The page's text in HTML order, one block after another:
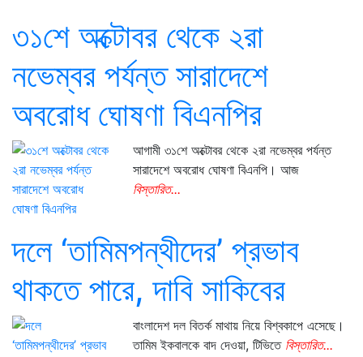
৩১শে অক্টোবর থেকে ২রা
নভেম্বর পর্যন্ত সারাদেশে
অবরোধ ঘোষণা বিএনপির
আগামী ৩১শে অক্টোবর থেকে ২রা নভেম্বর পর্যন্ত
সারাদেশে অবরোধ ঘোষণা বিএনপি। আজ
বিস্তারিত...
দলে ‘তামিমপন্থীদের’ প্রভাব
থাকতে পারে, দাবি সাকিবের
বাংলাদেশ দল বিতর্ক মাথায় নিয়ে বিশ্বকাপে এসেছে।
তামিম ইকবালকে বাদ দেওয়া, টিভিতে বিস্তারিত...